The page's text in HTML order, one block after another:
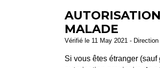
MALADE
Vérifié le 11 May 2021 -
Si vous êtes étranger (sauf